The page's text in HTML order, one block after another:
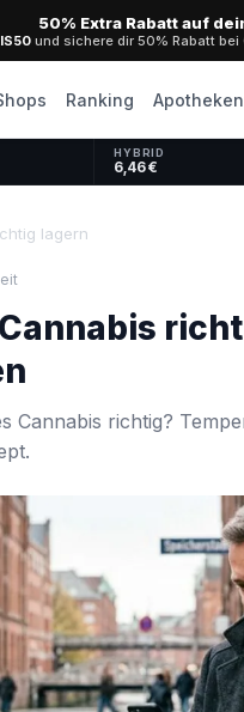
50% Extra Rabatt auf
und sichere dir 50% Rabatt bei
Ranking Apotheken
HYBRID
6,46 €
lagern
Cannabis richtig?